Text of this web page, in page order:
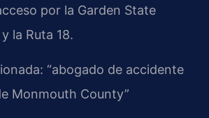
por la Garden State
la Ruta 18.
“abogado de accidente
Monmouth County”